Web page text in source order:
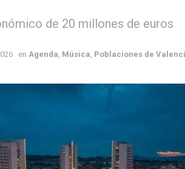
de 20 millones de euros
en Agenda Música Poblaciones de